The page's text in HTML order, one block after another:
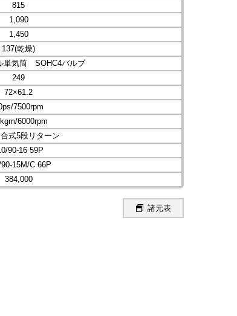
815
1,090
1,450
137(乾燥)
単気筒 SOHC4バルブ
249
72×61.2
7500rpm
6000rpm
式5段リターン
90-16 59P
15M/C 66P
384,000
諸元表